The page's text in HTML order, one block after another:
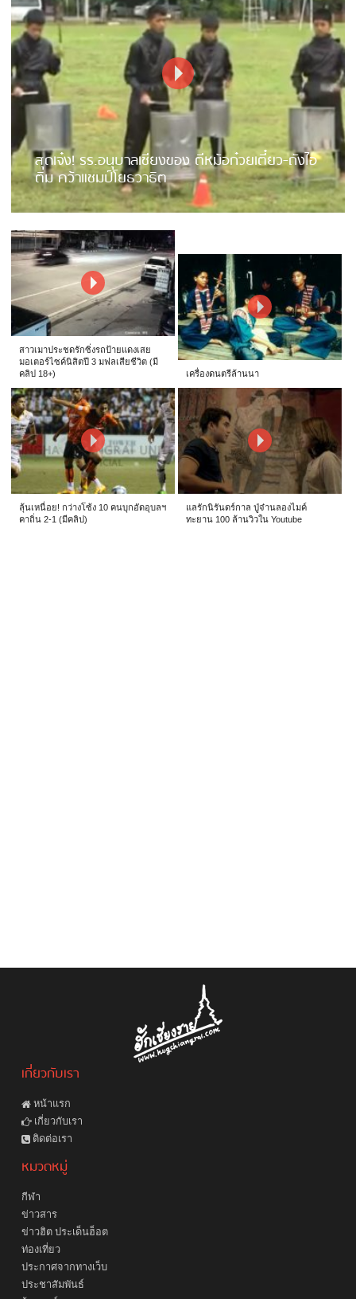
สุดเจ๋ง! รร.อนุบาลเชียงของ ตีหม้อก๋วยเตี๋ยว-ถังไอ
ติม คว้าแชมป์โยธวาธิต
สาวเมาประชดรักซิ่งรถป้ายแดงเสย
มอเตอร์ไซค์นิสิตปี 3 มฟลเสียชีวิต (มี
คลิป 18+)
เครื่องดนตรีล้านนา
ลุ้นเหนื่อย! กว่างโซ้ง 10 คนบุกอัดอุบลฯ
คาถิ่น 2-1 (มีคลิป)
แลรักนิรันดร์กาล ปู่จ๋านลองไมค์
ทะยาน 100 ล้านวิวใน Youtube
เกี่ยวกับเรา
หน้าแรก
เกี่ยวกับเรา
ติดต่อเรา
หมวดหมู่
กีฬา
ข่าวสาร
ข่าวฮิต ประเด็นฮ็อต
ท่องเที่ยว
ประกาศจากทางเว็บ
ประชาสัมพันธ์